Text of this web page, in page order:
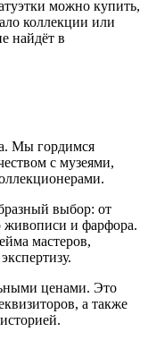
можно купить,
коллекции или
найдёт в
Мы гордимся
с музеями,
выбор: от
живописи и фарфора.
мастеров,
ценами. Это
а также